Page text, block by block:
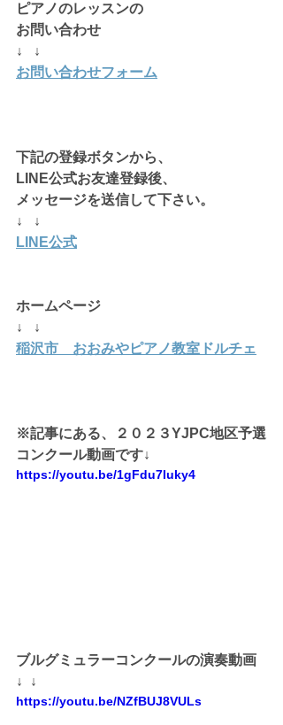
ピアノのレッスンの
お問い合わせ
↓   ↓
お問い合わせフォーム
下記の登録ボタンから、
LINE公式お友達登録後、
メッセージを送信して下さい。
↓   ↓
LINE公式
ホームページ
↓   ↓
稲沢市　おおみやピアノ教室ドルチェ
※記事にある、２０２３YJPC地区予選
コンクール動画です↓
https://youtu.be/1gFdu7Iuky4
ブルグミュラーコンクールの演奏動画
↓  ↓
https://youtu.be/NZfBUJ8VULs